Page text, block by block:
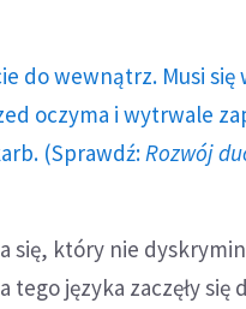
do wewnątrz. Musi się
oczyma i wytrwale
(Sprawdź: Rozwój
się, który nie
języka zaczęły się